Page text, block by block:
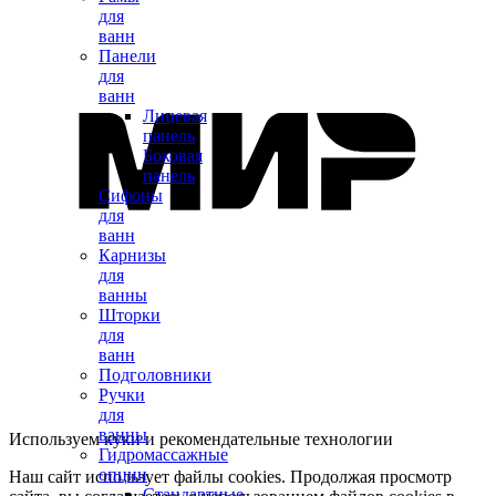
для
ванн
Панели
для
ванн
Лицевая
панель
Боковая
панель
Сифоны
для
ванн
Карнизы
для
ванны
Шторки
для
ванн
Подголовники
Ручки
для
ванны
Гидромассажные
опции
Используем куки и рекомендательные технологии
Наш сайт использует файлы cookies. Продолжая просмотр